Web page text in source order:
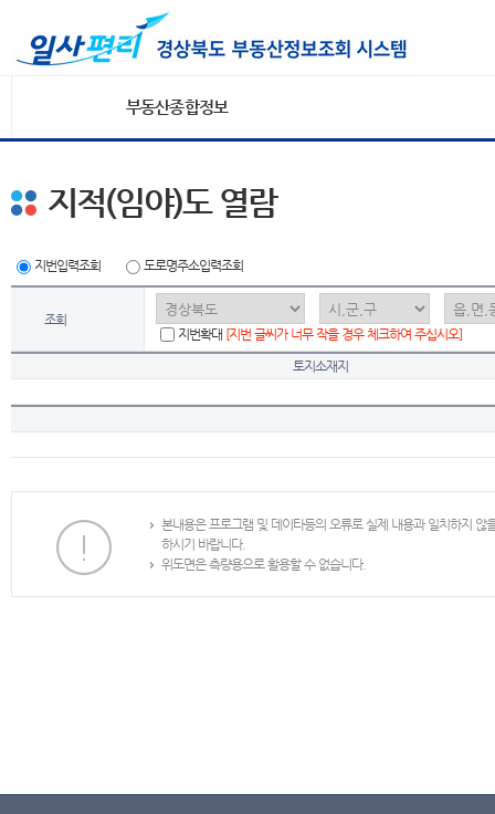
부동산종합정보
지적(임야)도 열람
지번입력조회 도로명주소입력조회
조회
지번확대 [지번 글씨가 너무 작을 경우 체크하여 주십시오]
토지소재지
본내용은 프로그램 및 데이타등의 오류로 실제 내용과 일치하지
하시기 바랍니다.
위도면은 측량용으로 활용할 수 없습니다.